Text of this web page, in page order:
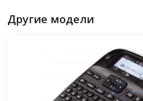
Другие модели